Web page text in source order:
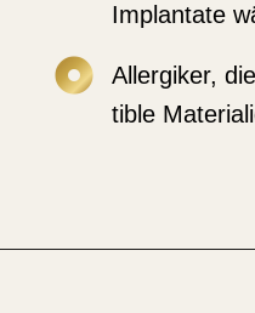
Implantate

Aller­giker,
tible